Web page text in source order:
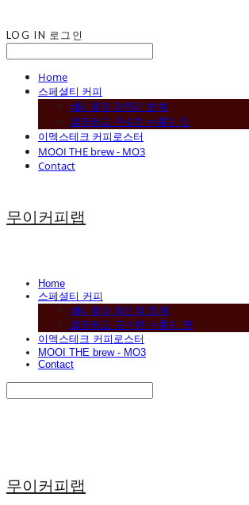
LOG IN 로그인
Home
스페셜티 커피
베리류와 와인의 향미
깔끔하고 구수한 누룽지 맛
이멕스테크 커피로스터
MOOI THE brew - MO3
Contact
무이커피랩
Home
스페셜티 커피
베리류와 와인의 향미
깔끔하고 구수한 누룽지 맛
이멕스테크 커피로스터
MOOI THE brew - MO3
Contact
무이커피랩